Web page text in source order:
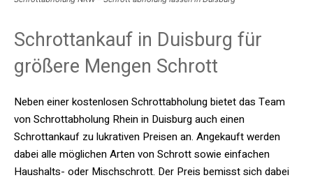
Schrottankauf in Duisburg für
größere Mengen Schrott
Neben einer kostenlosen Schrottabholung bietet das Team
von Schrottabholung Rhein in Duisburg auch einen
Schrottankauf zu lukrativen Preisen an. Angekauft werden
dabei alle möglichen Arten von Schrott sowie einfachen
Haushalts- oder Mischschrott. Der Preis bemisst sich dabei